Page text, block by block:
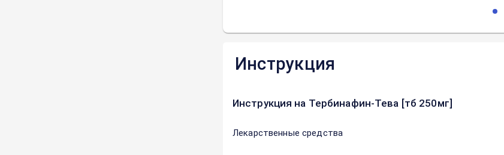
Инструкция
Инструкция на Тербинафин-Тева [тб 250мг]
Лекарственные средства